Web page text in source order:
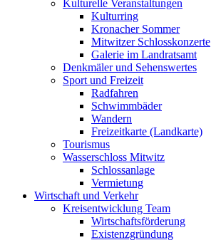
Kulturelle Veranstaltungen
Kulturring
Kronacher Sommer
Mitwitzer Schlosskonzerte
Galerie im Landratsamt
Denkmäler und Sehenswertes
Sport und Freizeit
Radfahren
Schwimmbäder
Wandern
Freizeitkarte (Landkarte)
Tourismus
Wasserschloss Mitwitz
Schlossanlage
Vermietung
Wirtschaft und Verkehr
Kreisentwicklung Team
Wirtschaftsförderung
Existenzgründung